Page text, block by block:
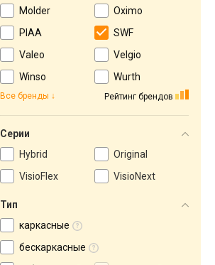
Molder
Oximo
PIAA
SWF
Valeo
Velgio
Winso
Wurth
Рейтинг брендов
Все бренды
Серии
Hybrid
Original
VisioFlex
VisioNext
Тип
каркасные
бескаркасные